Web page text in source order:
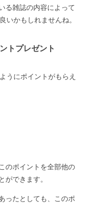
る雑誌の内容によって
いかもしれませんね。
トプレゼント
うにポイントがもらえ
のポイントを全部他の
ができます。
ったとしても、このポ